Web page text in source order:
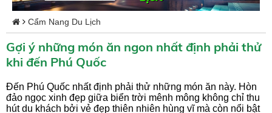
Cẩm Nang Du Lịch
Gợi ý những món ăn ngon nhất định phải thử
khi đến Phú Quốc
Đến Phú Quốc nhất định phải thử những món ăn này. Hòn
đảo ngọc xinh đẹp giữa biển trời mênh mông không chỉ thu
hút du khách bởi vẻ đẹp thiên nhiên hùng vĩ mà còn nổi bật